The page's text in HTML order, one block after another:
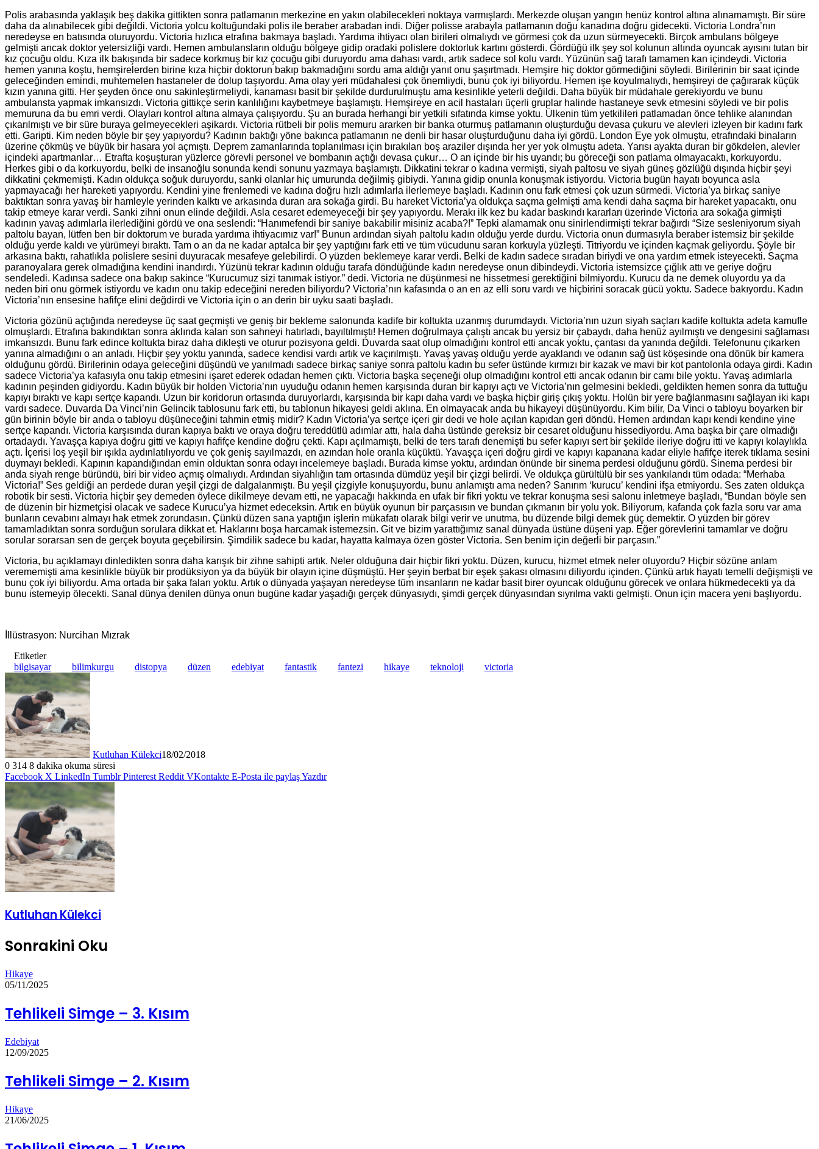
Polis arabasında yaklaşık beş dakika gittikten sonra patlamanın merkezine en yakın olabilecekleri noktaya varmışlardı. Merkezde oluşan yangın henüz kontrol altına alınamamıştı. Bir süre
daha da alınabilecek gibi değildi. Victoria yolcu koltuğundaki polis ile beraber arabadan indi. Diğer polisse arabayla patlamanın doğu kanadına doğru gidecekti. Victoria Londra’nın
neredeyse en batısında oturuyordu. Victoria hızlıca etrafına bakmaya başladı. Yardıma ihtiyacı olan birileri olmalıydı ve görmesi çok da uzun sürmeyecekti. Birçok ambulans bölgeye
gelmişti ancak doktor yetersizliği vardı. Hemen ambulansların olduğu bölgeye gidip oradaki polislere doktorluk kartını gösterdi. Gördüğü ilk şey sol kolunun altında oyuncak ayısını tutan bir
kız çocuğu oldu. Kıza ilk bakışında bir sadece korkmuş bir kız çocuğu gibi duruyordu ama dahası vardı, artık sadece sol kolu vardı. Yüzünün sağ tarafı tamamen kan içindeydi. Victoria
hemen yanına koştu, hemşirelerden birine kıza hiçbir doktorun bakıp bakmadığını sordu ama aldığı yanıt onu şaşırtmadı. Hemşire hiç doktor görmediğini söyledi. Birilerinin bir saat içinde
geleceğinden emindi, muhtemelen hastaneler de dolup taşıyordu. Ama olay yeri müdahalesi çok önemliydi, bunu çok iyi biliyordu. Hemen işe koyulmalıydı, hemşireyi de çağırarak küçük
kızın yanına gitti. Her şeyden önce onu sakinleştirmeliydi, kanaması basit bir şekilde durdurulmuştu ama kesinlikle yeterli değildi. Daha büyük bir müdahale gerekiyordu ve bunu
ambulansta yapmak imkansızdı. Victoria gittikçe serin kanlılığını kaybetmeye başlamıştı. Hemşireye en acil hastaları üçerli gruplar halinde hastaneye sevk etmesini söyledi ve bir polis
memuruna da bu emri verdi. Olayları kontrol altına almaya çalışıyordu. Şu an burada herhangi bir yetkili sıfatında kimse yoktu. Ülkenin tüm yetkilileri patlamadan önce tehlike alanından
çıkarılmıştı ve bir süre buraya gelmeyecekleri aşikardı. Victoria rütbeli bir polis memuru ararken bir banka oturmuş patlamanın oluşturduğu devasa çukuru ve alevleri izleyen bir kadını fark
etti. Garipti. Kim neden böyle bir şey yapıyordu? Kadının baktığı yöne bakınca patlamanın ne denli bir hasar oluşturduğunu daha iyi gördü. London Eye yok olmuştu, etrafındaki binaların
üzerine çökmüş ve büyük bir hasara yol açmıştı. Deprem zamanlarında toplanılması için bırakılan boş araziler dışında her yer yok olmuştu adeta. Yarısı ayakta duran bir gökdelen, alevler
içindeki apartmanlar… Etrafta koşuşturan yüzlerce görevli personel ve bombanın açtığı devasa çukur… O an içinde bir his uyandı; bu göreceği son patlama olmayacaktı, korkuyordu.
Herkes gibi o da korkuyordu, belki de insanoğlu sonunda kendi sonunu yazmaya başlamıştı. Dikkatini tekrar o kadına vermişti, siyah paltosu ve siyah güneş gözlüğü dışında hiçbir şeyi
dikkatini çekmemişti. Kadın oldukça soğuk duruyordu, sanki olanlar hiç umurunda değilmiş gibiydi. Yanına gidip onunla konuşmak istiyordu. Victoria bugün hayatı boyunca asla
yapmayacağı her hareketi yapıyordu. Kendini yine frenlemedi ve kadına doğru hızlı adımlarla ilerlemeye başladı. Kadının onu fark etmesi çok uzun sürmedi. Victoria’ya birkaç saniye
baktıktan sonra yavaş bir hamleyle yerinden kalktı ve arkasında duran ara sokağa girdi. Bu hareket Victoria’ya oldukça saçma gelmişti ama kendi daha saçma bir hareket yapacaktı, onu
takip etmeye karar verdi. Sanki zihni onun elinde değildi. Asla cesaret edemeyeceği bir şey yapıyordu. Merakı ilk kez bu kadar baskındı kararları üzerinde Victoria ara sokağa girmişti
kadının yavaş adımlarla ilerlediğini gördü ve ona seslendi: “Hanımefendi bir saniye bakabilir misiniz acaba?!” Tepki alamamak onu sinirlendirmişti tekrar bağırdı “Size sesleniyorum siyah
paltolu bayan, lütfen ben bir doktorum ve burada yardıma ihtiyacımız var!” Bunun ardından siyah paltolu kadın olduğu yerde durdu. Victoria onun durmasıyla beraber istemsiz bir şekilde
olduğu yerde kaldı ve yürümeyi bıraktı. Tam o an da ne kadar aptalca bir şey yaptığını fark etti ve tüm vücudunu saran korkuyla yüzleşti. Titriyordu ve içinden kaçmak geliyordu. Şöyle bir
arkasına baktı, rahatlıkla polislere sesini duyuracak mesafeye gelebilirdi. O yüzden beklemeye karar verdi. Belki de kadın sadece sıradan biriydi ve ona yardım etmek isteyecekti. Saçma
paranoyalara gerek olmadığına kendini inandırdı. Yüzünü tekrar kadının olduğu tarafa döndüğünde kadın neredeyse onun dibindeydi. Victoria istemsizce çığlık attı ve geriye doğru
sendeledi. Kadınsa sadece ona bakıp sakince “Kurucumuz sizi tanımak istiyor.” dedi. Victoria ne düşünmesi ne hissetmesi gerektiğini bilmiyordu. Kurucu da ne demek oluyordu ya da
neden biri onu görmek istiyordu ve kadın onu takip edeceğini nereden biliyordu? Victoria’nın kafasında o an en az elli soru vardı ve hiçbirini soracak gücü yoktu. Sadece bakıyordu. Kadın
Victoria’nın ensesine hafifçe elini değdirdi ve Victoria için o an derin bir uyku saati başladı.
Victoria gözünü açtığında neredeyse üç saat geçmişti ve geniş bir bekleme salonunda kadife bir koltukta uzanmış durumdaydı. Victoria’nın uzun siyah saçları kadife koltukta adeta kamufle
olmuşlardı. Etrafına bakındıktan sonra aklında kalan son sahneyi hatırladı, bayıltılmıştı! Hemen doğrulmaya çalıştı ancak bu yersiz bir çabaydı, daha henüz ayılmıştı ve dengesini sağlaması
imkansızdı. Bunu fark edince koltukta biraz daha dikleşti ve oturur pozisyona geldi. Duvarda saat olup olmadığını kontrol etti ancak yoktu, çantası da yanında değildi. Telefonunu çıkarken
yanına almadığını o an anladı. Hiçbir şey yoktu yanında, sadece kendisi vardı artık ve kaçırılmıştı. Yavaş yavaş olduğu yerde ayaklandı ve odanın sağ üst köşesinde ona dönük bir kamera
olduğunu gördü. Birilerinin odaya geleceğini düşündü ve yanılmadı sadece birkaç saniye sonra paltolu kadın bu sefer üstünde kırmızı bir kazak ve mavi bir kot pantolonla odaya girdi. Kadın
sadece Victoria’ya kafasıyla onu takip etmesini işaret ederek odadan hemen çıktı. Victoria başka seçeneği olup olmadığını kontrol etti ancak odanın bir camı bile yoktu. Yavaş adımlarla
kadının peşinden gidiyordu. Kadın büyük bir holden Victoria’nın uyuduğu odanın hemen karşısında duran bir kapıyı açtı ve Victoria’nın gelmesini bekledi, geldikten hemen sonra da tuttuğu
kapıyı bıraktı ve kapı sertçe kapandı. Uzun bir koridorun ortasında duruyorlardı, karşısında bir kapı daha vardı ve başka hiçbir giriş çıkış yoktu. Holün bir yere bağlanmasını sağlayan iki kapı
vardı sadece. Duvarda Da Vinci’nin Gelincik tablosunu fark etti, bu tablonun hikayesi geldi aklına. En olmayacak anda bu hikayeyi düşünüyordu. Kim bilir, Da Vinci o tabloyu boyarken bir
gün birinin böyle bir anda o tabloyu düşüneceğini tahmin etmiş midir? Kadın Victoria’ya sertçe içeri gir dedi ve hole açılan kapıdan geri döndü. Hemen ardından kapı kendi kendine yine
sertçe kapandı. Victoria karşısında duran kapıya baktı ve oraya doğru tereddütlü adımlar attı, hala daha üstünde gereksiz bir cesaret olduğunu hissediyordu. Ama başka bir çare olmadığı
ortadaydı. Yavaşça kapıya doğru gitti ve kapıyı hafifçe kendine doğru çekti. Kapı açılmamıştı, belki de ters tarafı denemişti bu sefer kapıyı sert bir şekilde ileriye doğru itti ve kapıyı kolaylıkla
açtı. İçerisi loş yeşil bir ışıkla aydınlatılıyordu ve çok geniş sayılmazdı, en azından hole oranla küçüktü. Yavaşça içeri doğru girdi ve kapıyı kapanana kadar eliyle hafifçe iterek tıklama sesini
duymayı bekledi. Kapının kapandığından emin olduktan sonra odayı incelemeye başladı. Burada kimse yoktu, ardından önünde bir sinema perdesi olduğunu gördü. Sinema perdesi bir
anda siyah renge büründü, biri bir video açmış olmalıydı. Ardından siyahlığın tam ortasında dümdüz yeşil bir çizgi belirdi. Ve oldukça gürültülü bir ses yankılandı tüm odada: “Merhaba
Victoria!” Ses geldiği an perdede duran yeşil çizgi de dalgalanmıştı. Bu yeşil çizgiyle konuşuyordu, bunu anlamıştı ama neden? Sanırım ‘kurucu’ kendini ifşa etmiyordu. Ses zaten oldukça
robotik bir sesti. Victoria hiçbir şey demeden öylece dikilmeye devam etti, ne yapacağı hakkında en ufak bir fikri yoktu ve tekrar konuşma sesi salonu inletmeye başladı, “Bundan böyle sen
de düzenin bir hizmetçisi olacak ve sadece Kurucu’ya hizmet edeceksin. Artık en büyük oyunun bir parçasısın ve bundan çıkmanın bir yolu yok. Biliyorum, kafanda çok fazla soru var ama
bunların cevabını almayı hak etmek zorundasın. Çünkü düzen sana yaptığın işlerin mükafatı olarak bilgi verir ve unutma, bu düzende bilgi demek güç demektir. O yüzden bir görev
tamamladıktan sonra sorduğun sorulara dikkat et. Haklarını boşa harcamak istemezsin. Git ve bizim yarattığımız sanal dünyada üstüne düşeni yap. Eğer görevlerini tamamlar ve doğru
sorular sorarsan sen de gerçek boyuta geçebilirsin. Şimdilik sadece bu kadar, hayatta kalmaya özen göster Victoria. Sen benim için değerli bir parçasın.”
Victoria, bu açıklamayı dinledikten sonra daha karışık bir zihne sahipti artık. Neler olduğuna dair hiçbir fikri yoktu. Düzen, kurucu, hizmet etmek neler oluyordu? Hiçbir sözüne anlam
verememişti ama kesinlikle büyük bir prodüksiyon ya da büyük bir olayın içine düşmüştü. Her şeyin berbat bir eşek şakası olmasını diliyordu içinden. Çünkü artık hayatı temelli değişmişti ve
bunu çok iyi biliyordu. Ama ortada bir şaka falan yoktu. Artık o dünyada yaşayan neredeyse tüm insanların ne kadar basit birer oyuncak olduğunu görecek ve onlara hükmedecekti ya da
bunu istemeyip ölecekti. Sanal dünya denilen dünya onun bugüne kadar yaşadığı gerçek dünyasıydı, şimdi gerçek dünyasından sıyrılma vakti gelmişti. Onun için macera yeni başlıyordu.
İllüstrasyon: Nurcihan Mızrak
Etiketler
bilgisayar
bilimkurgu distopya düzen edebiyat fantastik fantezi hikaye teknoloji victoria
Kutluhan Külekci18/02/2018
0 314 8 dakika okuma süresi
Facebook X LinkedIn Tumblr Pinterest Reddit VKontakte E-Posta ile paylaşYazdır
Kutluhan Külekci
Sonrakini Oku
Hikaye
05/11/2025
Tehlikeli Simge – 3. Kısım
Edebiyat
12/09/2025
Tehlikeli Simge – 2. Kısım
Hikaye
21/06/2025